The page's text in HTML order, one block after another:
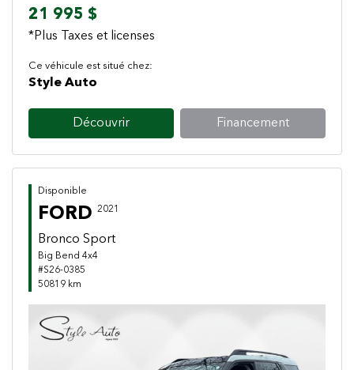
21 995 $
*Plus Taxes et licenses
Ce véhicule est situé chez:
Style Auto
Découvrir Financement
Disponible
FORD 2021
Bronco Sport
Big Bend 4x4
#S26-0385
50819 km